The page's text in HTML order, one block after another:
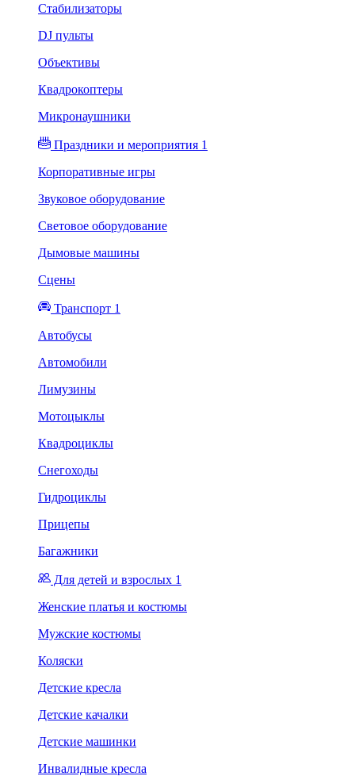
Стабилизаторы
DJ пульты
Объективы
Квадрокоптеры
Микронаушники
Праздники и мероприятия 1
Корпоративные игры
Звуковое оборудование
Световое оборудование
Дымовые машины
Сцены
Транспорт 1
Автобусы
Автомобили
Лимузины
Мотоцыклы
Квадроциклы
Снегоходы
Гидроциклы
Прицепы
Багажники
Для детей и взрослых 1
Женские платья и костюмы
Мужские костюмы
Коляски
Детские кресла
Детские качалки
Детские машинки
Инвалидные кресла